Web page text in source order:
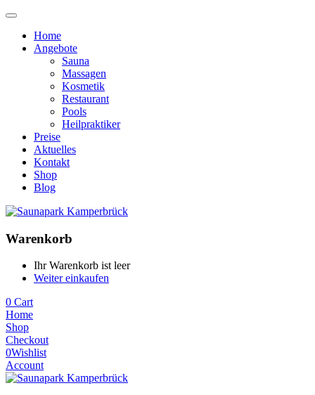
Home
Angebote
Sauna
Massagen
Kosmetik
Restaurant
Pools
Heilpraktiker
Preise
Aktuelles
Kontakt
Shop
Blog
Warenkorb
Ihr Warenkorb ist leer
Weiter einkaufen
0 Cart
Home
Shop
Checkout
0Wishlist
Account